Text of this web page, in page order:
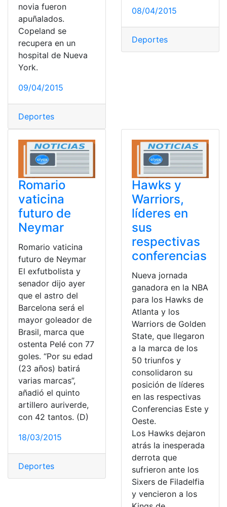
novia fueron
apuñalados.
Copeland se
recupera en un
hospital de Nueva
York.
09/04/2015
Deportes
08/04/2015
Deportes
Romario
vaticina
futuro de
Neymar
Romario vaticina
futuro de Neymar
El exfutbolista y
senador dijo ayer
que el astro del
Barcelona será el
mayor goleador de
Brasil, marca que
ostenta Pelé con 77
goles. “Por su edad
(23 años) batirá
varias marcas”,
añadió el quinto
artillero auriverde,
con 42 tantos. (D)
18/03/2015
Deportes
Hawks y
Warriors,
líderes en
sus
respectivas
conferencias
Nueva jornada
ganadora en la NBA
para los Hawks de
Atlanta y los
Warriors de Golden
State, que llegaron
a la marca de los
50 triunfos y
consolidaron su
posición de líderes
en las respectivas
Conferencias Este y
Oeste.
Los Hawks dejaron
atrás la inesperada
derrota que
sufrieron ante los
Sixers de Filadelfia
y vencieron a los